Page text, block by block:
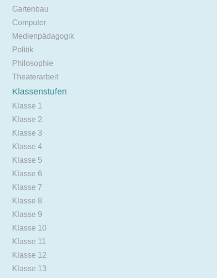
Gartenbau
Computer
Medienpädagogik
Politik
Philosophie
Theaterarbeit
Klassenstufen
Klasse 1
Klasse 2
Klasse 3
Klasse 4
Klasse 5
Klasse 6
Klasse 7
Klasse 8
Klasse 9
Klasse 10
Klasse 11
Klasse 12
Klasse 13